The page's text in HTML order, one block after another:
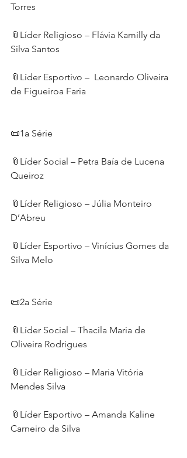
Torres
📎Líder Religioso – Flávia Kamilly da
Silva Santos
📎Líder Esportivo –  Leonardo Oliveira
de Figueiroa Faria
📜1a Série
📎Líder Social – Petra Baía de Lucena
Queiroz
📎Líder Religioso – Júlia Monteiro
D’Abreu
📎Líder Esportivo – Vinícius Gomes da
Silva Melo
📜2a Série
📎Líder Social – Thacila Maria de
Oliveira Rodrigues
📎Líder Religioso – Maria Vitória
Mendes Silva
📎Líder Esportivo – Amanda Kaline
Carneiro da Silva